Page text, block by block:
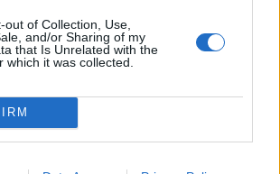
out of Collection, Use,
and/or Sharing of my
that Is Unrelated with the
which it was collected.
elfogadta a felkérést a
elnöki tisztségre